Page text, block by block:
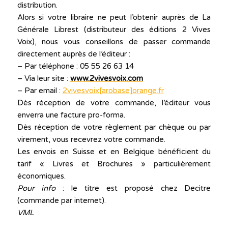
distribution.
Alors si votre libraire ne peut l’obtenir auprès de La
Générale Librest (distributeur des éditions 2 Vives
Voix), nous vous conseillons de passer commande
directement auprès de l’éditeur :
– Par téléphone : 05 55 26 63 14
– Via leur site : www.2vivesvoix.com
– Par email : 2vivesvoix[arobase]orange.fr
Dès réception de votre commande, l’éditeur vous
enverra une facture pro-forma.
Dès réception de votre règlement par chèque ou par
virement, vous recevrez votre commande.
Les envois en Suisse et en Belgique bénéficient du
tarif « Livres et Brochures » particulièrement
économiques.
Pour info: le titre est proposé chez Decitre
(commande par internet).
VML